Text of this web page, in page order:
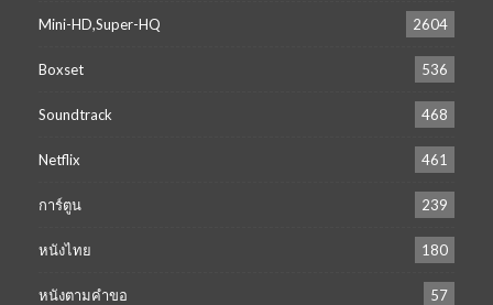
Mini-HD,Super-HQ 2604
Boxset 536
Soundtrack 468
Netflix 461
การ์ตูน 239
หนังไทย 180
หนังตามคำขอ 57